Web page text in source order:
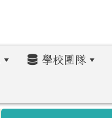
學校團隊
:::